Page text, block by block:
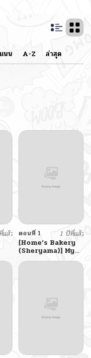
นน A-Z ล่าสุด
ล้ว
ตอนที่ 1
1 ปีที่แล้ว
[Home’s Bakery
(Sheryama)] My
Girlfriend’s
Little Sister! My